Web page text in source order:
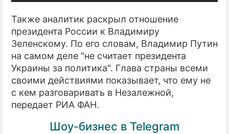
Также аналитик раскрыл отношение
президента России к Владимиру
Зеленскому. По его словам, Владимир Путин
на самом деле "не считает президента
Украины за политика". Глава страны всеми
своими действиями показывает, что ему не
с кем разговаривать в Незалежной,
передает РИА ФАН.
Шоу-бизнес в Telegram